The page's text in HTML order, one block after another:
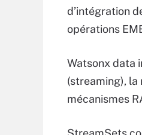
d’intégration
opérations
Watsonx data
(streaming), la
mécanismes